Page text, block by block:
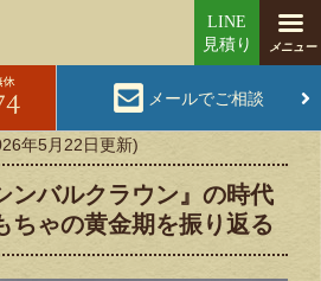
メールでご相談
年5月22日更新)
ンバルクラウン』の時代
ゃの黄金期を振り返る